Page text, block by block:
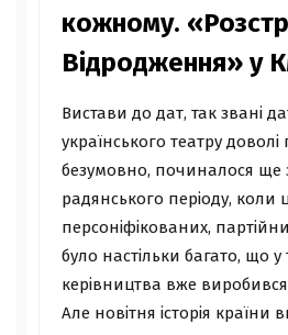
кожному.
Відродження» у
Вистави до дат, так звані
українського театру
безумовно, починалося ще
радянського періоду, коли
персоніфікованих,
було настільки багато, що
керівництва вже
Але новітня історія країни